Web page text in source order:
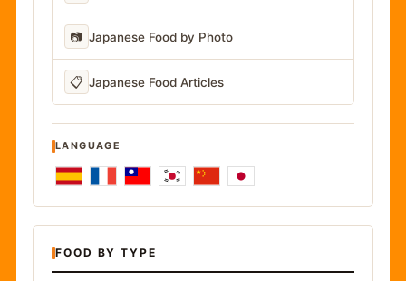
📷 Japanese Food by Photo
📋 Japanese Food Articles
LANGUAGE
FOOD BY TYPE